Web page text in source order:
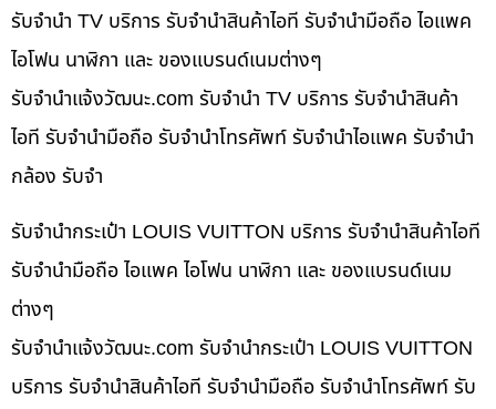
รับจำนำ TV บริการ รับจำนำสินค้าไอที รับจำนำมือถือ ไอแพค
ไอโฟน นาฬิกา และ ของแบรนด์เนมต่างๆ
รับจํานําแจ้งวัฒนะ.com รับจำนำ TV บริการ รับจำนำสินค้า
ไอที รับจำนำมือถือ รับจำนำโทรศัพท์ รับจำนำไอแพค รับจำนำ
กล้อง รับจำ
รับจำนำกระเป๋า LOUIS VUITTON บริการ รับจำนำสินค้าไอที
รับจำนำมือถือ ไอแพค ไอโฟน นาฬิกา และ ของแบรนด์เนม
ต่างๆ
รับจํานําแจ้งวัฒนะ.com รับจำนำกระเป๋า LOUIS VUITTON
บริการ รับจำนำสินค้าไอที รับจำนำมือถือ รับจำนำโทรศัพท์ รับ